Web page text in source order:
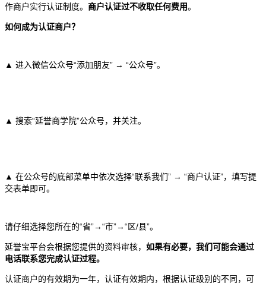
作商户实行认证制度。 商户认证过不收取任何费用。
如何成为认证商户？
▲ 进入微信公众号“添加朋友” → “公众号”。
▲ 搜索“延誉商学院”公众号，并关注。
▲ 在公众号的底部菜单中依次选择“联系我们” → “商户认证”，填写提
交表单即可。
请仔细选择您所在的“省”→“市”→“区/县”。
延誉宝平台会根据您提供的资料审核， 如果有必要，我们可能会通过
电话联系您完成认证过程。
认证商户的有效期为一年，认证有效期内，根据认证级别的不同，可